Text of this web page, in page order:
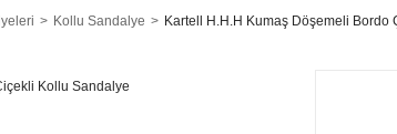
Kollu Sandalye Kartell H.H.H Kumaş Döşemeli Bordo